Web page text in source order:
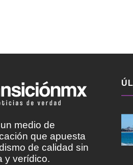
medio de
que apuesta
de calidad sin
y verídico.